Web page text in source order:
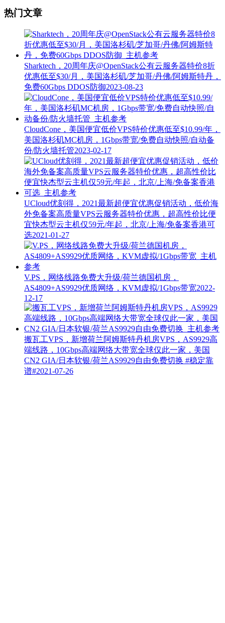
热门文章
Sharktech，20周年庆@OpenStack公有云服务器特价8折
优惠低至$30/月，美国洛杉矶/芝加哥/丹佛/阿姆斯特丹，
免费60Gbps DDOS防御2023-08-23
CloudCone，美国便宜低价VPS特价优惠低至$10.99/年，
美国洛杉矶MC机房，1Gbps带宽/免费自动快照/自动备
份/防火墙托管2023-02-17
UCloud优刻得，2021最新超便宜优惠促销活动，低价海
外免备案高质量VPS云服务器特价优惠，超高性价比便
宜快杰型云主机仅59元/年起，北京/上海/免备案香港可
选2021-01-27
V.PS，网络线路免费大升级/荷兰德国机房，
AS4809+AS9929优质网络，KVM虚拟/1Gbps带宽2022-
12-17
搬瓦工VPS，新增荷兰阿姆斯特丹机房VPS，AS9929高
端线路，10Gbps高端网络大带宽全球仅此一家，美国
CN2 GIA/日本软银/荷兰AS9929自由免费切换 #稳定靠
谱#2021-07-26